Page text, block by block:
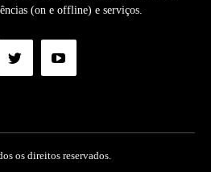
(on e offline) e serviços.
os direitos reservados.